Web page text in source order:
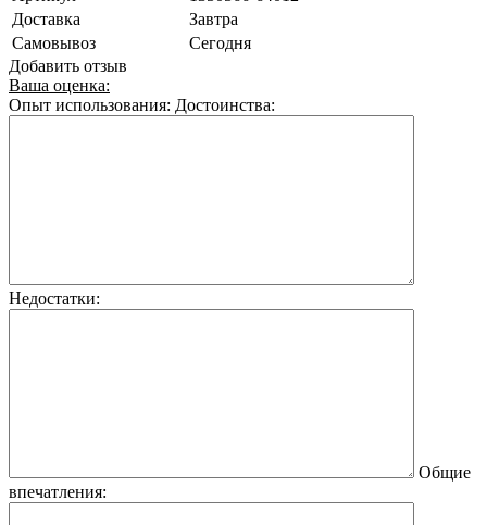
Доставка
Завтра
Самовывоз
Сегодня
Добавить отзыв
Ваша оценка:
Опыт использования: Достоинства:
Недостатки:
Общие
впечатления: